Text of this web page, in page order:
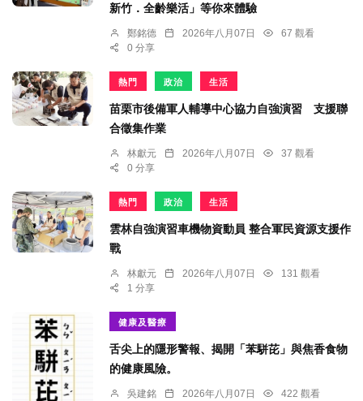
新竹．全齡樂活」等你來體驗
鄭銘德 2026年八月07日
67 觀看
0 分享
熱門 政治 生活
苗栗市後備軍人輔導中心協力自強演習 支援聯
合徵集作業
林獻元 2026年八月07日
37 觀看
0 分享
熱門 政治 生活
雲林自強演習車機物資動員 整合軍民資源支援作
戰
林獻元 2026年八月07日
131 觀看
1 分享
健康及醫療
舌尖上的隱形警報、揭開「苯駢芘」與焦香食物
的健康風險。
吳建銘 2026年八月07日
422 觀看